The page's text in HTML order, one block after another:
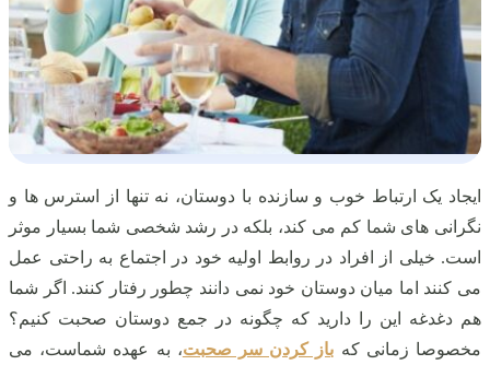
ایجاد یک ارتباط خوب و سازنده با دوستان، نه تنها از استرس ها و
نگرانی های شما کم می کند، بلکه در رشد شخصی شما بسیار موثر
است. خیلی از افراد در روابط اولیه خود در اجتماع به راحتی عمل
می کنند اما میان دوستان خود نمی دانند چطور رفتار کنند. اگر شما
هم دغدغه این را دارید که چگونه در جمع دوستان صحبت کنیم؟
مخصوصا زمانی که باز کردن سر صحبت، به عهده شماست، می